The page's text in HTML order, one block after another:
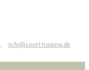
info@sporttrading.dk